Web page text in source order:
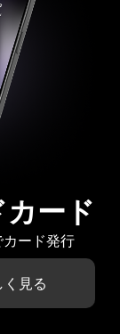
ード
ード発行
く見る